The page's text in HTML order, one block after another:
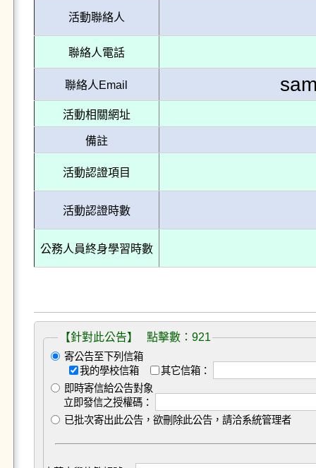
活動聯絡人
聯絡人電話
聯絡人Email
活動相關網址
備註
活動認證項目
活動認證時數
公務人員終身學習時數
【針對此公告】 點擊數：921
寄公告至下列信箱
我的學校信箱
其它信箱：
即時寄信給公告對象
立即發信之授權碼：
已批次寄出此公告，欲刪除此公告，請洽系統管理者